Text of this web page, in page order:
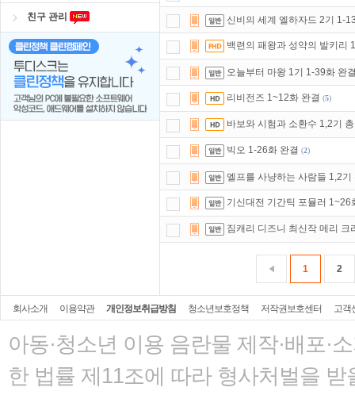
친구 관리 신비의 세계 엘하자드 2기 1-
백련의 패왕과 성약의 발키리
오늘부터 마왕 1기 1-39화 완
리비전즈 1~12화 완결 (5)
바보와 시험과 소환수 1,2기
빅오 1-26화 완결 (2)
엘프를 사냥하는 사람들 1,2기
기신대전 기간틱 포뮬러 1~26
짐캐리 디즈니 최신작 메리 크
1 2
회사소개 이용약관 개인정보취급방침 청소년보호정책 저작권보호센터 고객
아동·청소년 이용 음란물 제작·배포·
한 법률 제11조에 따라 형사처벌을 받